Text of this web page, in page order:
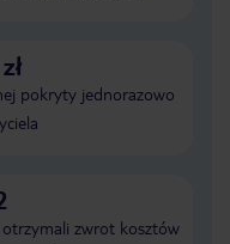
pokryty jednorazowo
zwrot kosztów